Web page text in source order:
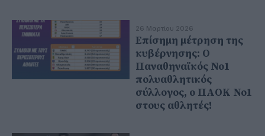
26 Μαρτίου 2026
Επίσημη μέτρηση της
κυβέρνησης: Ο
Παναθηναϊκός Νο1
πολυαθλητικός
σύλλογος, ο ΠΑΟΚ Νο1
στους αθλητές!